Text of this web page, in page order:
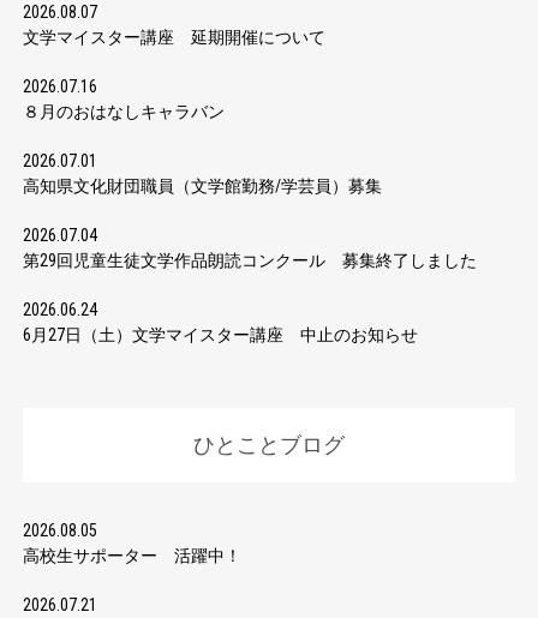
2026.08.07
文学マイスター講座 延期開催について
2026.07.16
８月のおはなしキャラバン
2026.07.01
高知県文化財団職員（文学館勤務/学芸員）募集
2026.07.04
第29回児童生徒文学作品朗読コンクール 募集終了しました
2026.06.24
6月27日（土）文学マイスター講座 中止のお知らせ
ひとことブログ
2026.08.05
高校生サポーター 活躍中！
2026.07.21